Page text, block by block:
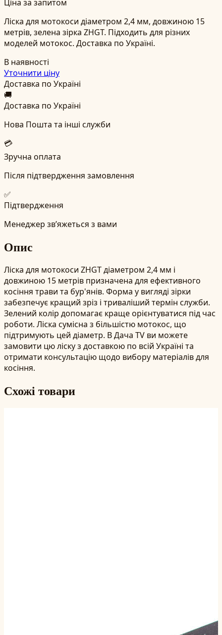
Ціна за запитом
Ліска для мотокоси діаметром 2,4 мм, довжиною 15
метрів, зелена зірка ZHGT. Підходить для різних
моделей мотокос. Доставка по Україні.
В наявності
Уточнити ціну
Доставка по Україні
🚚
Доставка по Україні
Нова Пошта та інші служби
💳
Зручна оплата
Після підтвердження замовлення
✅
Підтвердження
Менеджер зв’яжеться з вами
Опис
Ліска для мотокоси ZHGT діаметром 2,4 мм і
довжиною 15 метрів призначена для ефективного
косіння трави та бур'янів. Форма у вигляді зірки
забезпечує кращий зріз і триваліший термін служби.
Зелений колір допомагає краще орієнтуватися під час
роботи. Ліска сумісна з більшістю мотокос, що
підтримують цей діаметр. В Дача TV ви можете
замовити цю ліску з доставкою по всій Україні та
отримати консультацію щодо вибору матеріалів для
косіння.
Схожі товари